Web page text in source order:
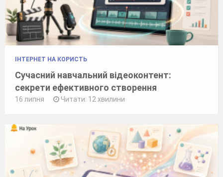
ІНТЕРНЕТ НА КОРИСТЬ
Сучасний навчальний відеоконтент:
секрети ефективного створення
16 липня Читати: 12 хвилини